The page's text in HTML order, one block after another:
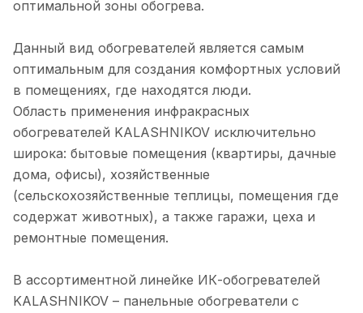
оптимальной зоны обогрева.
Данный вид обогревателей является самым
оптимальным для создания комфортных условий
в помещениях, где находятся люди.
Область применения инфракрасных
обогревателей KALASHNIKOV исключительно
широка: бытовые помещения (квартиры, дачные
дома, офисы), хозяйственные
(сельскохозяйственные теплицы, помещения где
содержат животных), а также гаражи, цеха и
ремонтные помещения.
В ассортиментной линейке ИК-обогревателей
KALASHNIKOV – панельные обогреватели с